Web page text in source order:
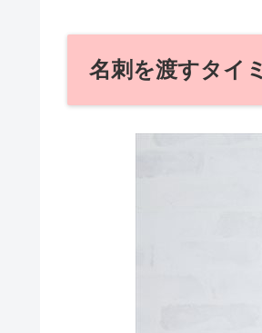
名刺を渡すタイ